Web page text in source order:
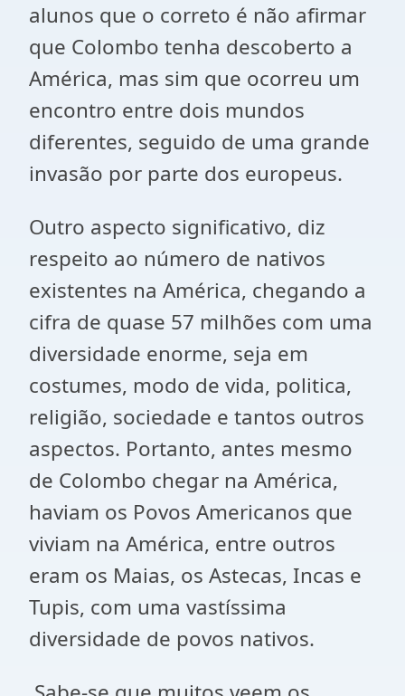
alunos que o correto é não afirmar
que Colombo tenha descoberto a
América, mas sim que ocorreu um
encontro entre dois mundos
diferentes, seguido de uma grande
invasão por parte dos europeus.
Outro aspecto significativo, diz
respeito ao número de nativos
existentes na América, chegando a
cifra de quase 57 milhões com uma
diversidade enorme, seja em
costumes, modo de vida, politica,
religião, sociedade e tantos outros
aspectos. Portanto, antes mesmo
de Colombo chegar na América,
haviam os Povos Americanos que
viviam na América, entre outros
eram os Maias, os Astecas, Incas e
Tupis, com uma vastíssima
diversidade de povos nativos.